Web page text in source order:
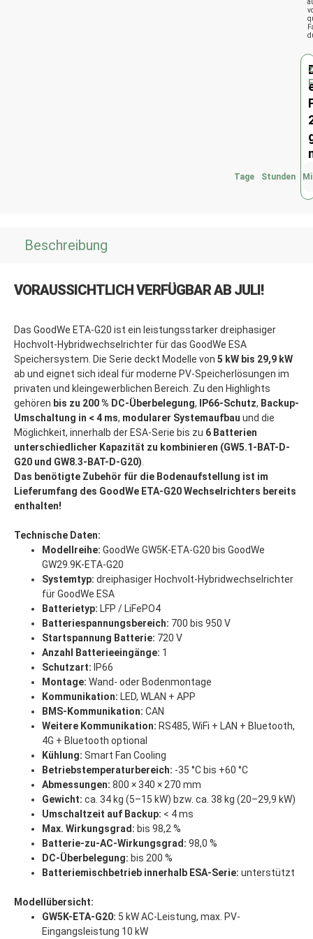
Tage Stunden
Beschreibung
VORAUSSICHTLICH VERFÜGBAR AB JULI!
Das GoodWe ETA-G20 ist ein leistungsstarker dreiphasiger
Hochvolt-Hybridwechselrichter für das GoodWe ESA
Speichersystem. Die Serie deckt Modelle von 5 kW bis 29,9 kW
ab und eignet sich ideal für moderne PV-Speicherlösungen im
privaten und kleingewerblichen Bereich. Zu den Highlights
gehören bis zu 200 % DC-Überbelegung, IP66-Schutz, Backup-
Umschaltung in < 4 ms, modularer Systemaufbau und die
Möglichkeit, innerhalb der ESA-Serie bis zu 6 Batterien
unterschiedlicher Kapazität zu kombinieren (GW5.1-BAT-D-
G20 und GW8.3-BAT-D-G20)
Das benötigte Zubehör für die Bodenaufstellung ist im
Lieferumfang des GoodWe ETA-G20 Wechselrichters bereits
enthalten!
Technische Daten:
Modellreihe: GoodWe GW5K-ETA-G20 bis GoodWe
GW29.9K-ETA-G20
Systemtyp: dreiphasiger Hochvolt-Hybridwechselrichter
für GoodWe ESA
Batterietyp: LFP / LiFePO4
Batteriespannungsbereich: 700 bis 950 V
Startspannung Batterie: 720 V
Anzahl Batterieeingänge: 1
Schutzart: IP66
Montage: Wand- oder Bodenmontage
Kommunikation: LED, WLAN + APP
BMS-Kommunikation: CAN
Weitere Kommunikation: RS485, WiFi + LAN + Bluetooth,
4G + Bluetooth optional
Kühlung: Smart Fan Cooling
Betriebstemperaturbereich: -35 °C bis +60 °C
Abmessungen: 800 × 340 × 270 mm
Gewicht: ca. 34 kg (5–15 kW) bzw. ca. 38 kg (20–29,9 kW)
Umschaltzeit auf Backup: < 4 ms
Max. Wirkungsgrad: bis 98,2 %
Batterie-zu-AC-Wirkungsgrad: 98,0 %
DC-Überbelegung: bis 200 %
Batteriemischbetrieb innerhalb ESA-Serie: unterstützt
Modellübersicht:
GW5K-ETA-G20: 5 kW AC-Leistung, max. PV-
Eingangsleistung 10 kW